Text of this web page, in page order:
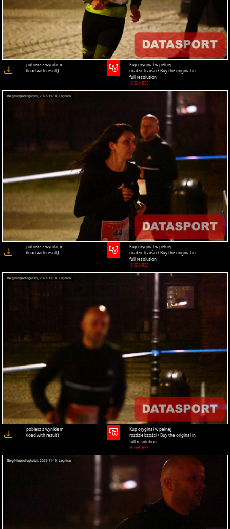
pobierz z wynikiem
(load with result)
Kup oryginał w pełnej
rozdzielczości / Buy the original in
full resolution
HIGH-RES
pobierz z wynikiem
(load with result)
Kup oryginał w pełnej
rozdzielczości / Buy the original in
full resolution
HIGH-RES
pobierz z wynikiem
(load with result)
Kup oryginał w pełnej
rozdzielczości / Buy the original in
full resolution
HIGH-RES